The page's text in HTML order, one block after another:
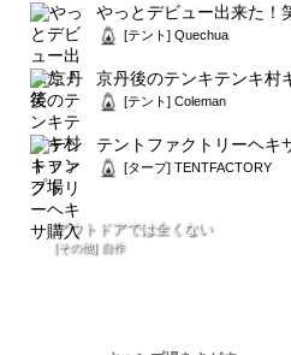
やっとデビュー出来た！
[テント] Quechua
京丹後のテンキテンキ村
[テント] Coleman
テントファクトリーヘキ
[タープ] TENTFACTORY
アウトドアでは全くない
[その他] 自作